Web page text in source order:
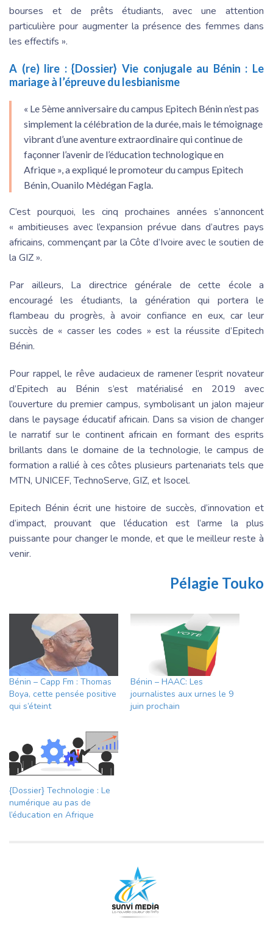
bourses et de prêts étudiants, avec une attention
particulière pour augmenter la présence des femmes dans
les effectifs ».
A (re) lire :{Dossier} Vie conjugale au Bénin : Le
mariage à l’épreuve du lesbianisme
« Le 5èmeanniversaire du campus Epitech Bénin n’est pas
simplement la célébration de la durée, mais le témoignage
vibrant d’une aventure extraordinaire qui continue de
façonner l’avenir de l’éducation technologique en
Afrique », a expliqué le promoteur du campus Epitech
Bénin, Ouanilo Mèdégan Fagla.
C’est pourquoi, les cinq prochaines années s’annoncent
« ambitieuses avec l’expansion prévue dans d’autres pays
africains, commençant par la Côte d’Ivoire avec le soutien de
la GIZ ».
Par ailleurs, La directrice générale de cette école a
encouragé les étudiants, la génération qui portera le
flambeau du progrès, à avoir confiance en eux, car leur
succès de « casser les codes » est la réussite d’Epitech
Bénin.
Pour rappel, le rêve audacieux de ramener l’esprit novateur
d’Epitech au Bénin s’est matérialisé en 2019 avec
l’ouverture du premier campus, symbolisant un jalon majeur
dans le paysage éducatif africain. Dans sa vision de changer
le narratif sur le continent africain en formant des esprits
brillants dans le domaine de la technologie, le campus de
formation a rallié à ces côtes plusieurs partenariats tels que
MTN, UNICEF, TechnoServe, GIZ, et Isocel.
Epitech Bénin écrit une histoire de succès, d’innovation et
d’impact, prouvant que l’éducation est l’arme la plus
puissante pour changer le monde, et que le meilleur reste à
venir.
Pélagie Touko
Bénin – Capp Fm : Thomas
Boya, cette pensée positive
qui s’éteint
Bénin – HAAC: Les
journalistes aux urnes le 9
juin prochain
{Dossier} Technologie : Le
numérique au pas de
l’éducation en Afrique